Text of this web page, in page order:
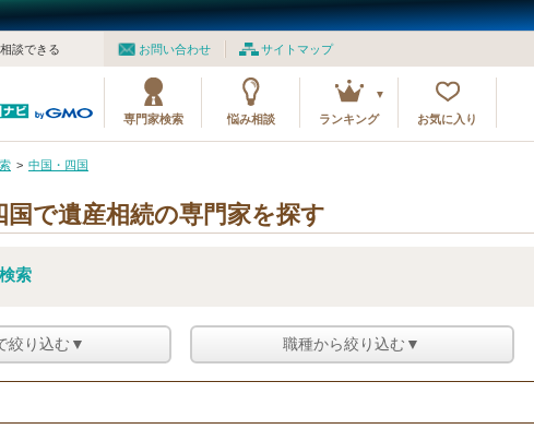
お問い合わせ サイトマップ
談できる
専門家検索 悩み相談 ランキング お気に入り
中国・四国
国で遺産相続の専門家を探す
索
絞り込む▼ 職種から絞り込む▼